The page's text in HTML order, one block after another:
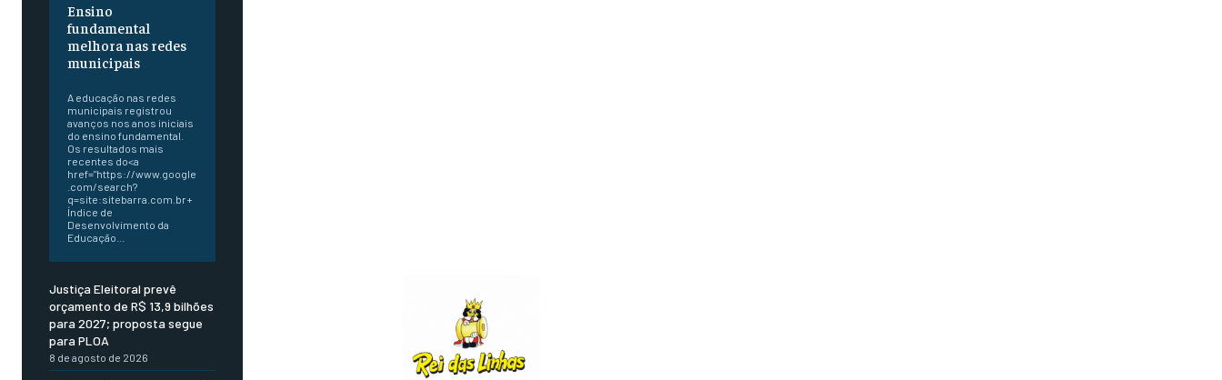
Ensino
fundamental
melhora nas redes
municipais
A educação nas redes
municipais registrou
avanços nos anos iniciais
do ensino fundamental.
Os resultados mais
recentes do<a
href="https://www.google
.com/search?
q=site:sitebarra.com.br+
Índice de
Desenvolvimento da
Educação...
Justiça Eleitoral prevê
orçamento de R$ 13,9 bilhões
para 2027; proposta segue
para PLOA
8 de agosto de 2026